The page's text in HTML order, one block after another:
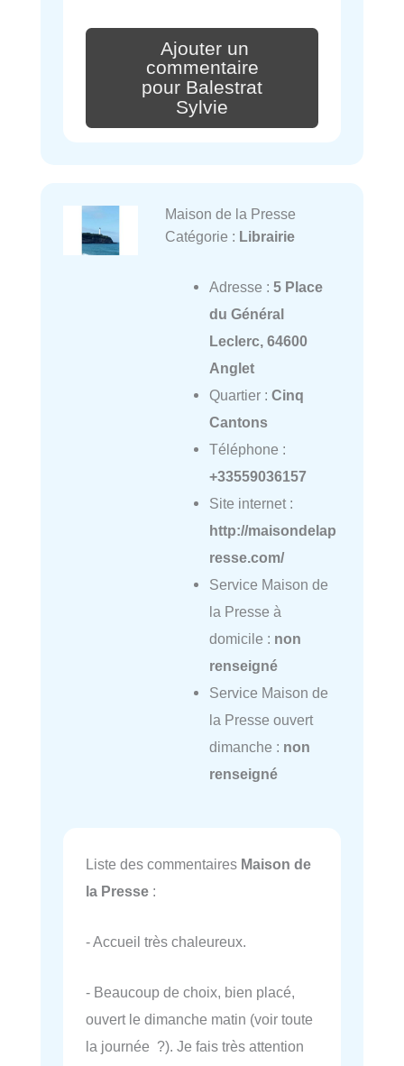
Ajouter un
commentaire
pour Balestrat
Sylvie
Maison de la Presse
Catégorie : Librairie
Adresse : 5 Place
du Général
Leclerc, 64600
Anglet
Quartier : Cinq
Cantons
Téléphone :
+33559036157
Site internet :
http://maisondelap
resse.com/
Service Maison de
la Presse à
domicile : non
renseigné
Service Maison de
la Presse ouvert
dimanche : non
renseigné
Liste des commentaires Maison de
la Presse :
- Accueil très chaleureux.
- Beaucoup de choix, bien placé,
ouvert le dimanche matin (voir toute
la journée ?). Je fais très attention